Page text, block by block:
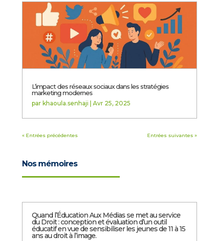
L’impact des réseaux sociaux dans les stratégies
marketing modernes
par khaoula.senhaji Avr 25, 2025
« Entrées précédentes Entrées suivantes »
Nos mémoires
Quand l’Éducation Aux Médias se met au service
du Droit : conception et évaluation d’un outil
éducatif en vue de sensibiliser les jeunes de 11 à 15
ans au droit à l’image.